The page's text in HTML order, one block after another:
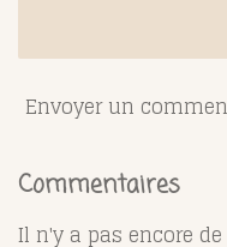
Envoyer un
Commentaires
Il n'y a pas encore